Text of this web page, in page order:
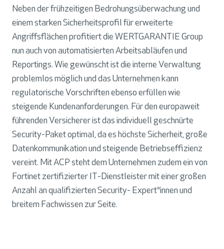
Neben der frühzeitigen Bedrohungsüberwachung und
einem starken Sicherheitsprofil für erweiterte
Angriffsflächen profitiert die WERTGARANTIE Group
nun auch von automatisierten Arbeitsabläufen und
Reportings. Wie gewünscht ist die interne Verwaltung
problemlos möglich und das Unternehmen kann
regulatorische Vorschriften ebenso erfüllen wie
steigende Kundenanforderungen. Für den europaweit
führenden Versicherer ist das individuell geschnürte
Security-Paket optimal, da es höchste Sicherheit, große
Datenkommunikation und steigende Betriebseffizienz
vereint. Mit ACP steht dem Unternehmen zudem ein von
Fortinet zertifizierter IT-Dienstleister mit einer großen
Anzahl an qualifizierten Security- Expert*innen und
breitem Fachwissen zur Seite.